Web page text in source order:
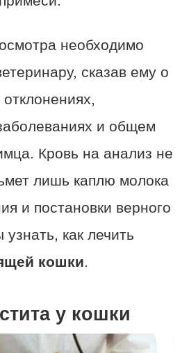
необходимо
сказав ему о
и общем
Кровь на анализ не
лишь каплю молока
и постановки верного
как лечить
кошки.
у кошки